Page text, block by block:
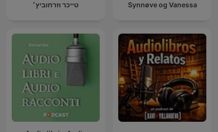
טייכר וזרחוביץ׳ Synnøve og Vanessa